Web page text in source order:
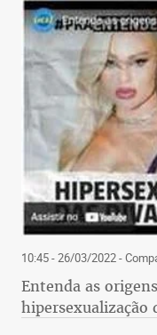
10:45 - 26/03/2022-
Entenda as
hipersexualização